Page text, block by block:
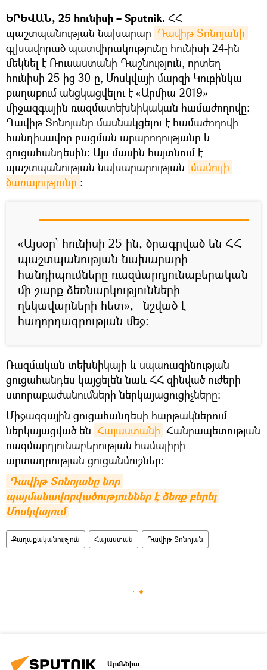
ԵՐԵՎԱՆ, 25 հունիսի – Sputnik. ՀՀ
պաշտպանության նախարար Դավիթ Տոնոյանի
գլխավորած պատվիրակությունը հունիսի 24-ին
մեկնել է Ռուսաստանի Դաշնություն, որտեղ
հունիսի 25-ից 30-ը, Մոսկվայի մարզի Կուբինկա
քաղաքում անցկացվելու է «Արմիա-2019»
միջազգային ռազմատեխնիկական համաժողովը։
Դավիթ Տոնոյանը մասնակցելու է համաժողովի
հանդիսավոր բացման արարողությանը և
ցուցահանդեսին: Այս մասին հայտնում է
պաշտպանության նախարարության մամուլի
ծառայությունը ։
«Այսօր` հունիսի 25-ին, ծրագրված են ՀՀ
պաշտպանության նախարարի
հանդիպումները ռազմարդյունաբերական
մի շարք ձեռնարկությունների
ղեկավարների հետ»,– նշված է
հաղորդագրության մեջ:
Ռազմական տեխնիկայի և սպառազինության
ցուցահանդես կայցելեն նաև ՀՀ զինված ուժերի
ստորաբաժանումների ներկայացուցիչները:
Միջազգային ցուցահանդեսի հարթակներում
ներկայացված են Հայաստանի Հանրապետության
ռազմարդյունաբերության համալիրի
արտադրության ցուցանմուշներ:
Դավիթ Տոնոյանը նոր
պայմանավորվածություններ է ձեռք բերել
Մոսկվայում
Քաղաքականություն Հայաստան Դավիթ Տոնոյան
Արմենիա